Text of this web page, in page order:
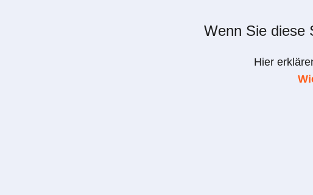
Wenn Sie diese
Hier